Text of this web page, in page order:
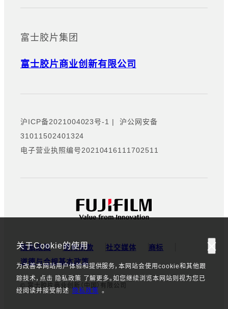
关于Cookie的使用
为改善本网站用户体验和提供服务，本网站会使用cookie和其他跟
踪技术，点击 隐私政策 了解更多。如您继续浏览本网站则视为您已
经阅读并接受前述
隐私政策 。
富士胶片集团
富士胶片商业创新有限公司
沪ICP备2021004023号-1 |沪公网安备
31011502401324
电子营业执照编号20210416111702511
隐私政策 使用条款 社交媒体
商标
道德与合规基本政策
© 富士胶片商业创新（中国）有限公司